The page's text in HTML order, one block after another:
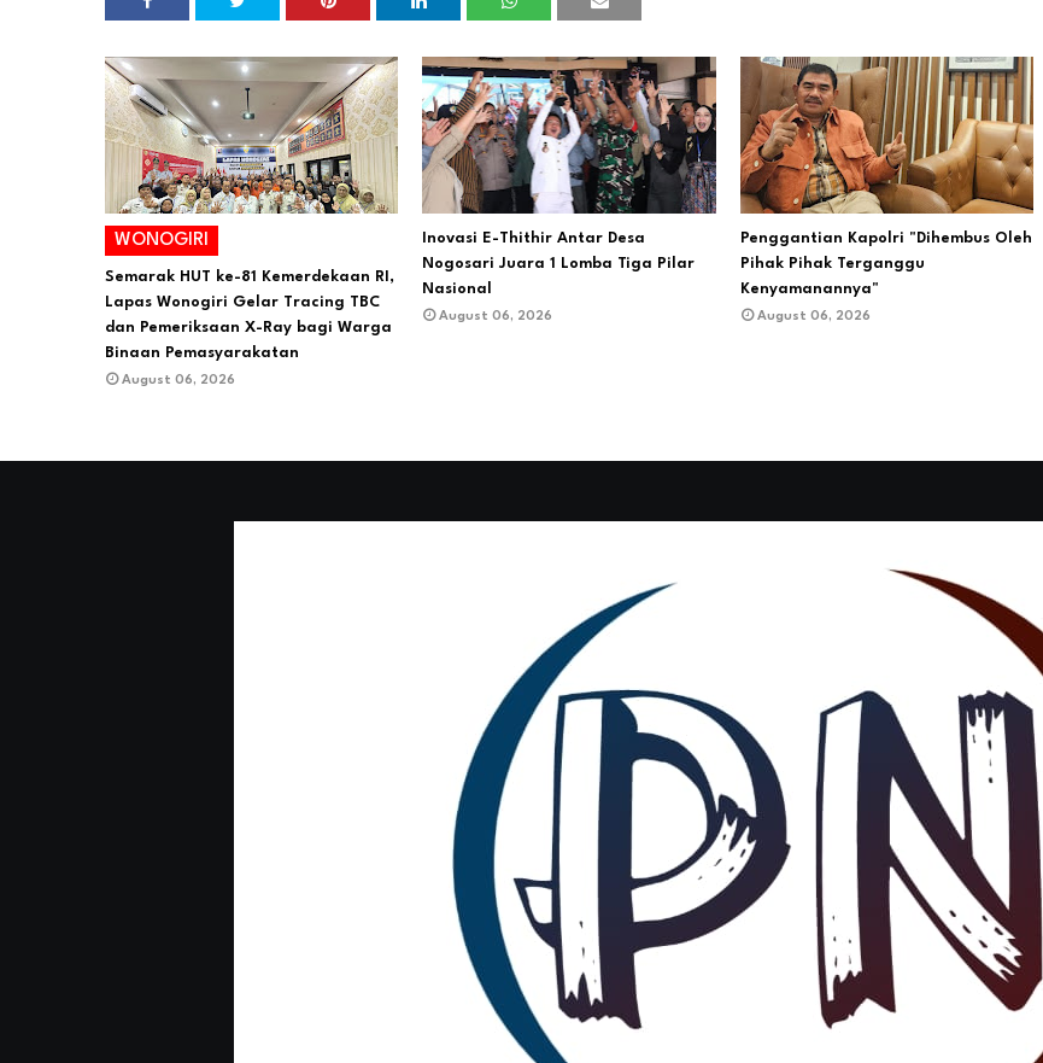
WONOGIRI
Semarak HUT ke-81 Kemerdekaan RI,
Lapas Wonogiri Gelar Tracing TBC
dan Pemeriksaan X-Ray bagi Warga
Binaan Pemasyarakatan
August 06, 2026
Inovasi E-Thithir Antar Desa
Nogosari Juara 1 Lomba Tiga Pilar
Nasional
August 06, 2026
Penggantian Kapolri "Dihembus Oleh
Pihak Pihak Terganggu
Kenyamanannya"
August 06, 2026